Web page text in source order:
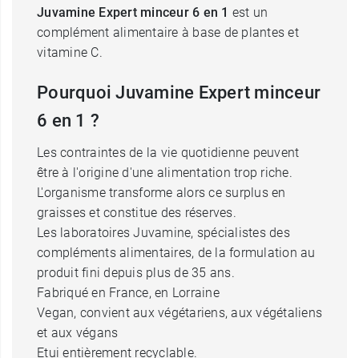
Juvamine Expert minceur 6 en 1 est un
complément alimentaire à base de plantes et
vitamine C.
Pourquoi Juvamine Expert minceur
6 en 1 ?
Les contraintes de la vie quotidienne peuvent
être à l'origine d'une alimentation trop riche.
L'organisme transforme alors ce surplus en
graisses et constitue des réserves.
Les laboratoires Juvamine, spécialistes des
compléments alimentaires, de la formulation au
produit fini depuis plus de 35 ans.
Fabriqué en France, en Lorraine
Vegan, convient aux végétariens, aux végétaliens
et aux végans
Etui entièrement recyclable.